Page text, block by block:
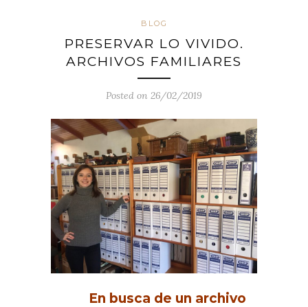
BLOG
PRESERVAR LO VIVIDO.
ARCHIVOS FAMILIARES
Posted on 26/02/2019
En busca de un archivo